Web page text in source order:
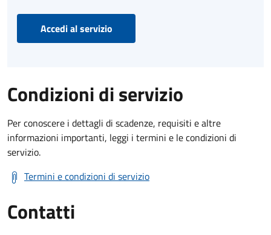
Accedi al servizio
Condizioni di servizio
Per conoscere i dettagli di scadenze, requisiti e altre
informazioni importanti, leggi i termini e le condizioni di
servizio.
Termini e condizioni di servizio
Contatti